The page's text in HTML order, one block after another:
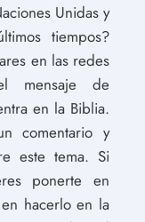
Unidas y
tiempos?
en las redes
mensaje de
en la Biblia.
comentario y
este tema. Si
ponerte en
hacerlo en la